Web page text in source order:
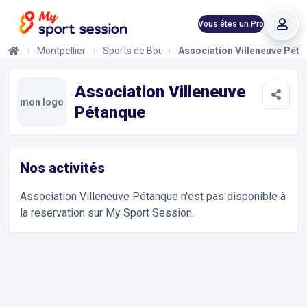
Vous êtes un Pro
Montpellier Sports de Boules Association Villeneuve
mon logo
Association Villeneuve
Pétanque
Nos activités
Association Villeneuve Pétanque n'est pas disponible à
la reservation sur My Sport Session.